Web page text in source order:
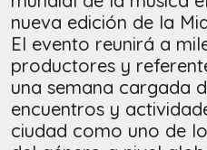
nueva edición de la
El evento reunirá a
productores y
una semana cargada
encuentros y
ciudad como uno de